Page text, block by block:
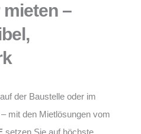
–
der Baustelle oder im
mit den Mietlösungen vom
setzen Sie auf höchste